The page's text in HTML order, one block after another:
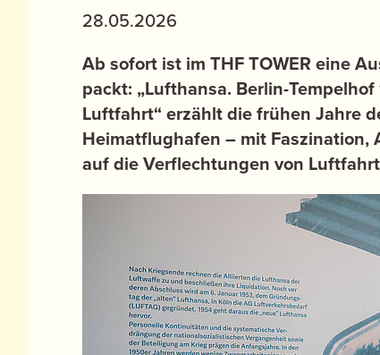
28.05.2026
Ab sofort ist im THF TOWER eine
packt: „Lufthansa. Berlin-
Luftfahrt“ erzählt die frühen Jahre
Heimatflughafen – mit Faszination,
auf die Verflechtungen von